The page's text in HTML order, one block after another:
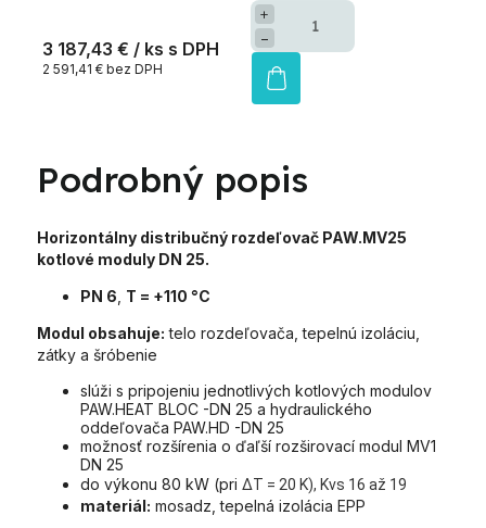
3 187,43 € / ks
2 591,41 € bez DPH
+
−
Podrobný popis
Horizontálny distribučný rozdeľovač PAW.MV25
kotlové moduly DN 25.
PN 6 T = +110 °C
Modul obsahuje: telo rozdeľovača, tepelnú izoláciu,
zátky a šróbenie
slúži s pripojeniu jednotlivých kotlových modulov
PAW.HEAT BLOC -DN 25 a hydraulického
oddeľovača PAW.HD -DN 25
možnosť rozšírenia o ďaľší rozširovací modul MV1
DN 25
do výkonu 80 kW (pri ΔT = 20 K), Kvs 16 až 19
materiál: mosadz, tepelná izolácia EPP